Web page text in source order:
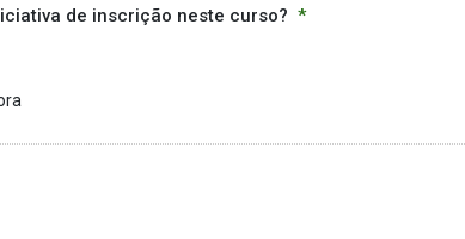
de inscrição neste curso? *